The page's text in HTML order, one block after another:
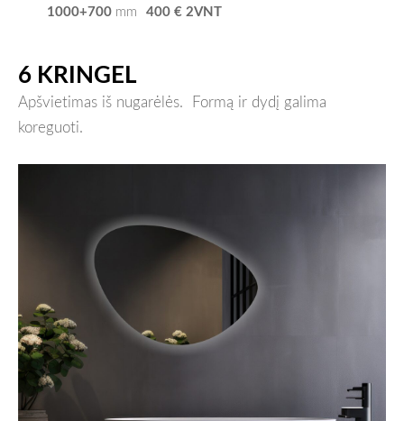
1000+700 mm 400 € 2VNT
6 KRINGEL
Apšvietimas iš nugarėlės. Formą ir dydį galima
koreguoti.